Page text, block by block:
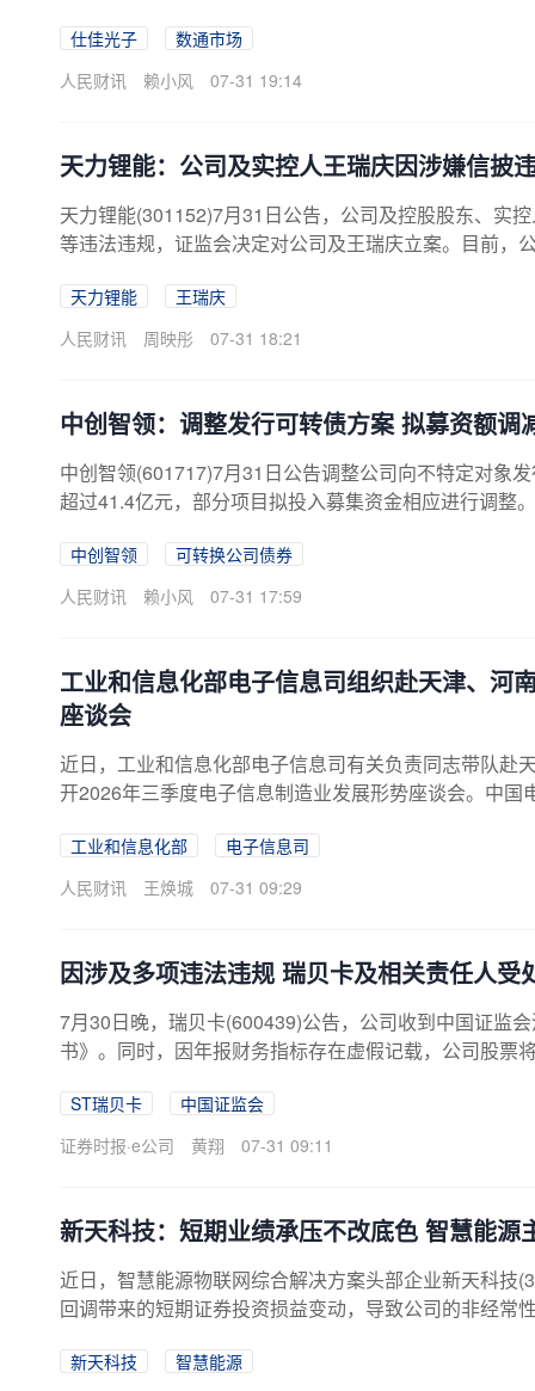
仕佳光子
数通市场
人民财讯
赖小风 07-31 19:14
天力锂能：公司及实控人王瑞庆因涉嫌信披
天力锂能(301152)7月31日公告，公司及控股股东、实
等违法违规，证监会决定对公司及王瑞庆立案。目前，
天力锂能
王瑞庆
人民财讯
周映彤 07-31 18:21
中创智领：调整发行可转债方案 拟募资额调
中创智领(601717)7月31日公告调整公司向不特定对象
超过41.4亿元，部分项目拟投入募集资金相应进行调整。
中创智领
可转换公司债券
人民财讯
赖小风 07-31 17:59
工业和信息化部电子信息司组织赴天津、河
座谈会
近日，工业和信息化部电子信息司有关负责同志带队赴
开2026年三季度电子信息制造业发展形势座谈会。中
市、郑州市实地走访11家重点企业和研究院，并在郑
况，与10家企业进行座谈交流，听取了河南省郑州市
工业和信息化部
电子信息司
人民财讯
王焕城 07-31 09:29
因涉及多项违法违规 瑞贝卡及相关责任人受
7月30日晚，瑞贝卡(600439)公告，公司收到中国证监
书》。同时，因年报财务指标存在虚假记载，公司股票
处以650万元罚款，对控股股东河南瑞贝卡控股有限责
建锐、陆小林、胡丽平、郑有全、陆素月等多名相关责
ST瑞贝卡
中国证监会
证券时报·e公司
黄翔 07-31 09:11
新天科技：短期业绩承压不改底色 智慧能源
近日，智慧能源物联网综合解决方案头部企业新天科技
回调带来的短期证券投资损益变动，导致公司的非经常
天科技主动推进业务优化升级，精简毛利偏低、资源消
新天科技 智慧能源